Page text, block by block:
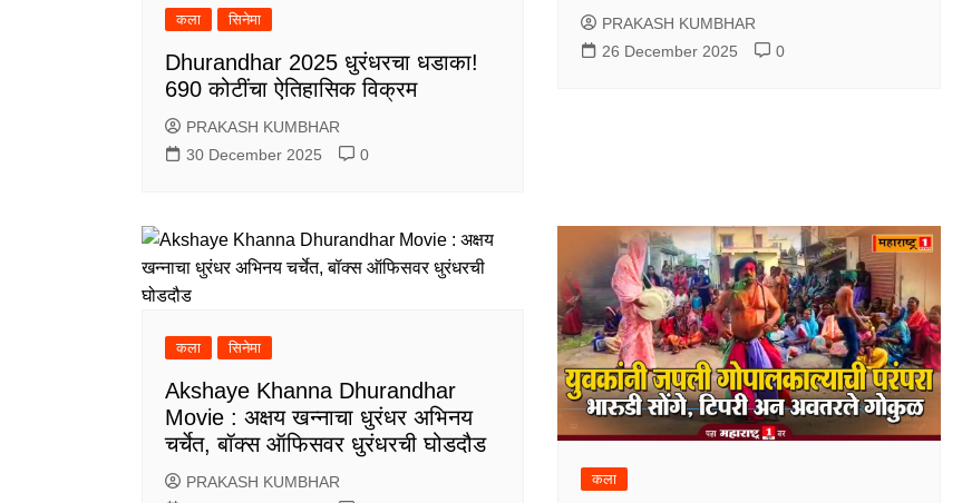
कला सिनेमा
Dhurandhar 2025 धुरंधरचा धडाका!
690 कोटींचा ऐतिहासिक विक्रम
PRAKASH KUMBHAR
30 December 2025
0
PRAKASH KUMBHAR
26 December 2025
0
कला सिनेमा
Akshaye Khanna Dhurandhar
Movie : अक्षय खन्नाचा धुरंधर अभिनय
चर्चेत, बॉक्स ऑफिसवर धुरंधरची घोडदौड
PRAKASH KUMBHAR
कला